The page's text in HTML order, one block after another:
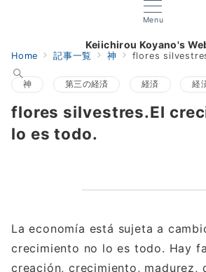
Menu
Keiichirou Koyano's
Home 記事一覧 神 flores silvestres.El
神 第三の経済 経済 経
flores silvestres.El
lo es todo.
La economía está sujeta a
crecimiento no lo es todo. Hay
creación, crecimiento, madurez,